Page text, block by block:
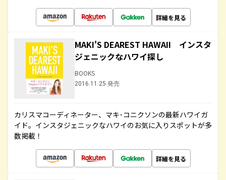
詳細を見る
MAKI'S DEAREST HAWAII インスタ
ジェニックなハワイ探し
BOOKS
2016.11.25 発売
カリスマコーディネーター、マキ･コニクソンの最新ハワイガ
イド。インスタジェニックなハワイのお気に入りスポットが多
数掲載！
詳細を見る